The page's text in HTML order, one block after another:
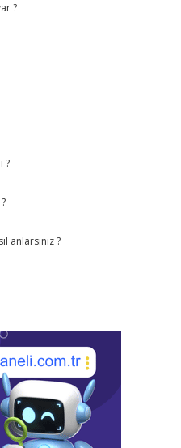
?
?
anlarsınız ?